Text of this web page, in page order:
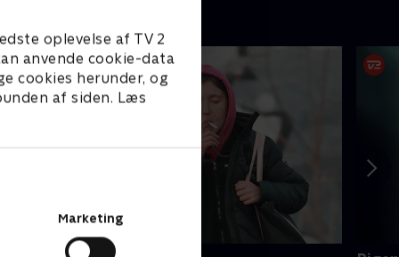
oplevelse af TV 2
anvende cookie-data
cookies herunder, og
af siden. Læs
Marketing